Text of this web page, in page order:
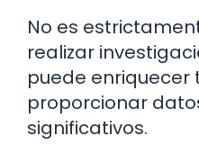
No es
realizar
puede enriquecer
proporcionar
significativos.